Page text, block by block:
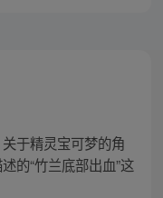
于精灵宝可梦的角
的“竹兰底部出血”这